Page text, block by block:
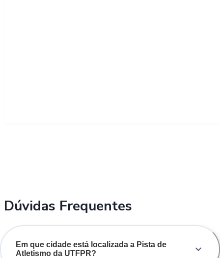
Dúvidas Frequentes
Em que cidade está localizada a Pista de
Atletismo da UTFPR?